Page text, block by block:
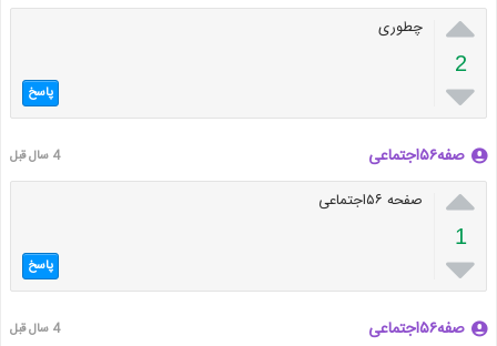

2

چطوری
پاسخ
صفه۵۶اجتماعی 4 سال قبل

1

صفحه ۵۶اجتماعی
پاسخ
صفه۵۶اجتماعی 4 سال قبل